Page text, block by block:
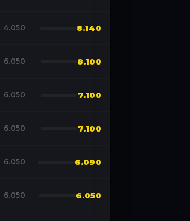
4.050 8.140
6.050 8.100
6.050 7.100
6.050 7.100
6.050 6.090
6.050 6.050